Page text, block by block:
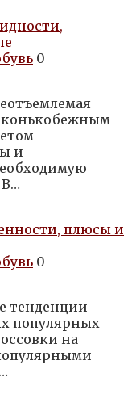
0
конькобежным
и
В…
плюсы и
0
тенденции
популярных
на